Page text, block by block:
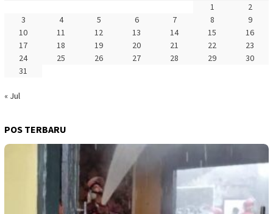
1
2
3
4 5 6 7 8
9
10
11 12 13 14 15
16
17
18 19 20 21 22
23
24
25 26 27 28 29
30
31
« Jul
POS TERBARU